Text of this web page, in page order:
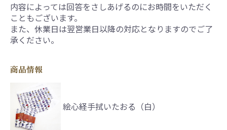
内容によっては回答をさしあげるのにお時間をいただく
こともございます。
また、休業日は翌営業日以降の対応となりますのでご了
承ください。
商品情報
絵心経手拭いたおる（白）